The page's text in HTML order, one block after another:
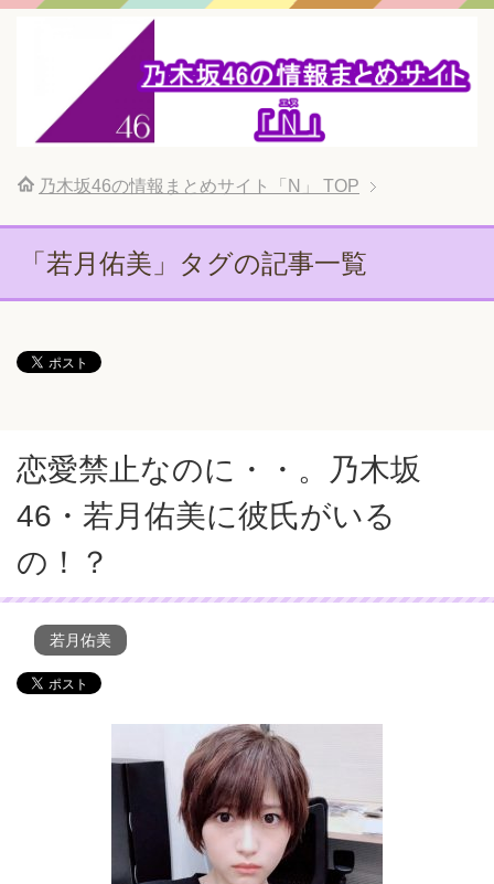
乃木坂46の情報まとめサイト「N」 TOP
「若月佑美」タグの記事一覧
恋愛禁止なのに・・。乃木坂
46・若月佑美に彼氏がいる
の！？
若月佑美